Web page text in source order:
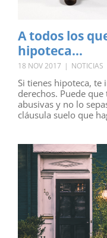
A todos los
hipoteca…
18 NOV 2017 | NOTICIAS
Si tienes hipoteca, te
derechos. Puede
abusivas y no lo
cláusula suelo que